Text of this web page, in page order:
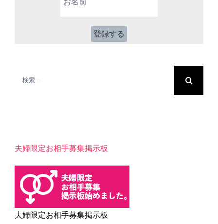
*
夫婦限定お相手募集掲示板
夫婦限定お相手募集掲示板